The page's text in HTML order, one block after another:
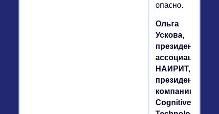
опасно.
Ольга
Ускова,
президент
ассоциации
НАИРИТ,
президент
компании
Cognitive